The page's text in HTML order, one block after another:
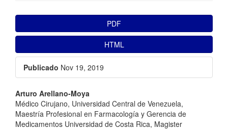
PDF
HTML
Publicado Nov 19, 2019
Arturo Arellano-Moya
Médico Cirujano, Universidad Central de Venezuela,
Maestría Profesional en Farmacología y Gerencia de
Medicamentos Universidad de Costa Rica, Magister